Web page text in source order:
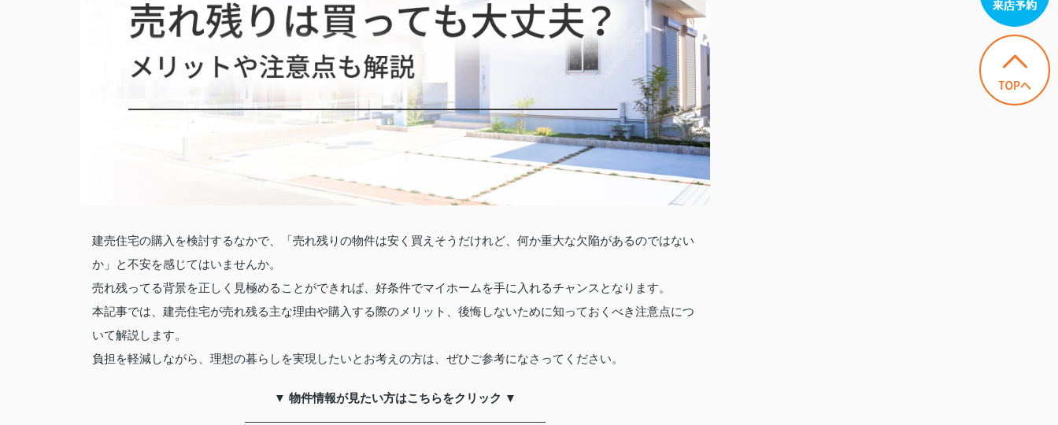
建売住宅の購入を検討するなかで、「売れ残りの物件は安く買えそうだけれど、何か重大な欠陥があるのではない
か」と不安を感じてはいませんか。
売れ残ってる背景を正しく見極めることができれば、好条件でマイホームを手に入れるチャンスとなります。
本記事では、建売住宅が売れ残る主な理由や購入する際のメリット、後悔しないために知っておくべき注意点につ
いて解説します。
負担を軽減しながら、理想の暮らしを実現したいとお考えの方は、ぜひご参考になさってください。
▼ 物件情報が見たい方はこちらをクリック ▼